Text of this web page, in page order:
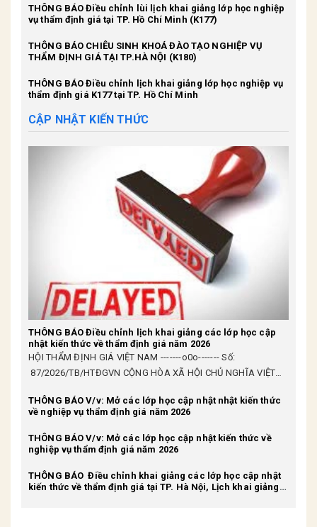
THÔNG BÁO Điều chỉnh lùi lịch khai giảng lớp học nghiệp
vụ thẩm định giá tại TP. Hồ Chí Minh (K177)
THÔNG BÁO CHIÊU SINH KHOÁ ĐÀO TẠO NGHIỆP VỤ
THẨM ĐỊNH GIÁ TẠI TP.HÀ NỘI (K180)
THÔNG BÁO Điều chỉnh lịch khai giảng lớp học nghiệp vụ
thẩm định giá K177 tại TP. Hồ Chí Minh
CẬP NHẬT KIẾN THỨC
THÔNG BÁO Điều chỉnh lịch khai giảng các lớp học cập
nhật kiến thức về thẩm định giá năm 2026
HỘI THẨM ĐỊNH GIÁ VIỆT NAM -------o0o------- Số:
87/2026/TB/HTĐGVN CỘNG HÒA XÃ HỘI CHỦ NGHĨA VIỆT
THÔNG BÁO V/v: Mở các lớp học cập nhật nhật kiến thức
về nghiệp vụ thẩm định giá năm 2026
THÔNG BÁO V/v: Mở các lớp học cập nhật kiến thức về
nghiệp vụ thẩm định giá năm 2026
THÔNG BÁO Điều chỉnh khai giảng các lớp học cập nhật
kiến thức về thẩm định giá tại TP. Hà Nội, Lịch khai giảng